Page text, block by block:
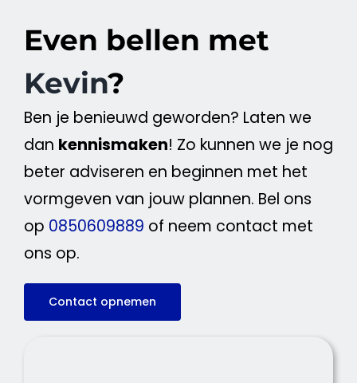
Even bellen met
Kevin?
Ben je benieuwd geworden? Laten we
dan kennismaken! Zo kunnen we je nog
beter adviseren en beginnen met het
vormgeven van jouw plannen. Bel ons
op 0850609889 of neem contact met
ons op.
Contact opnemen